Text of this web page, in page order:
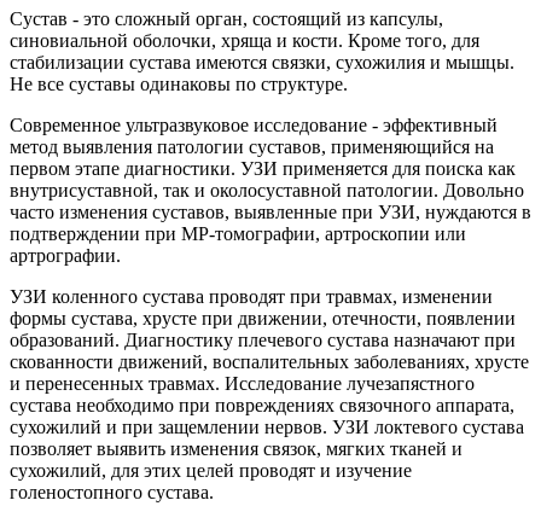
Сустав - это сложный орган, состоящий из капсулы,
синовиальной оболочки, хряща и кости. Кроме того, для
стабилизации сустава имеются связки, сухожилия и мышцы.
Не все суставы одинаковы по структуре.
Современное ультразвуковое исследование - эффективный
метод выявления патологии суставов, применяющийся на
первом этапе диагностики. УЗИ применяется для поиска как
внутрисуставной, так и околосуставной патологии. Довольно
часто изменения суставов, выявленные при УЗИ, нуждаются в
подтверждении при MP-томографии, артроскопии или
артрографии.
УЗИ коленного сустава проводят при травмах, изменении
формы сустава, хрусте при движении, отечности, появлении
образований. Диагностику плечевого сустава назначают при
скованности движений, воспалительных заболеваниях, хрусте
и перенесенных травмах. Исследование лучезапястного
сустава необходимо при повреждениях связочного аппарата,
сухожилий и при защемлении нервов. УЗИ локтевого сустава
позволяет выявить изменения связок, мягких тканей и
сухожилий, для этих целей проводят и изучение
голеностопного сустава.